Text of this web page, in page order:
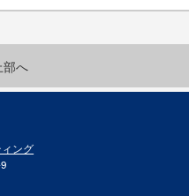
部へ
ング